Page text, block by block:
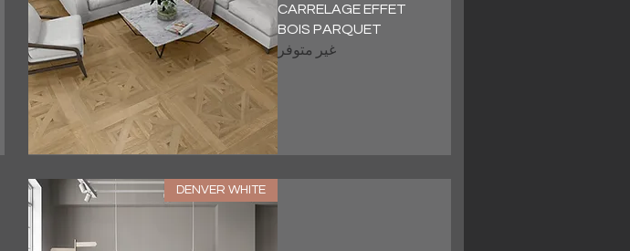
العرض السريع
CARRELAGE EFFET
BOIS PARQUET
غير متوفر
DENVER WHITE